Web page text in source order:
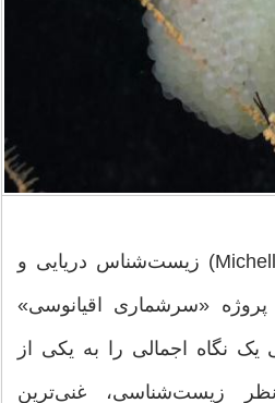
«میشل تیلور»(Michelle Taylor) زیست‌شناس دریایی و
«سرشماری اقیانوسی»
نگاه اجمالی را به یکی از
نظر زیست‌شناسی، غنی‌ترین